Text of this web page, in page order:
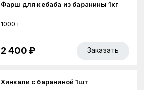
Фарш для кебаба из баранины 1кг
1000 г
2 400 ₽ Заказать
Хинкали с бараниной 1шт